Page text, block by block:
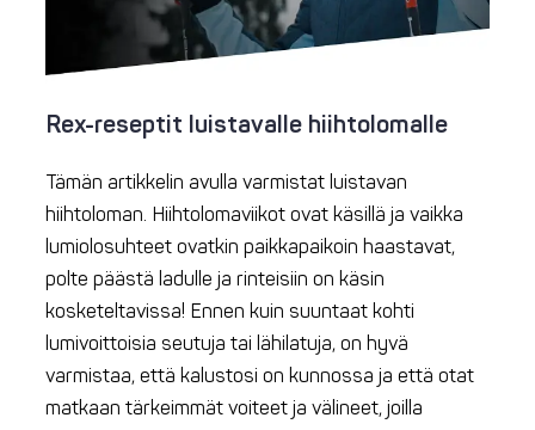
Rex-reseptit luistavalle hiihtolomalle
Tämän artikkelin avulla varmistat luistavan
hiihtoloman. Hiihtolomaviikot ovat käsillä ja vaikka
lumiolosuhteet ovatkin paikkapaikoin haastavat,
polte päästä ladulle ja rinteisiin on käsin
kosketeltavissa! Ennen kuin suuntaat kohti
lumivoittoisia seutuja tai lähilatuja, on hyvä
varmistaa, että kalustosi on kunnossa ja että otat
matkaan tärkeimmät voiteet ja välineet, joilla